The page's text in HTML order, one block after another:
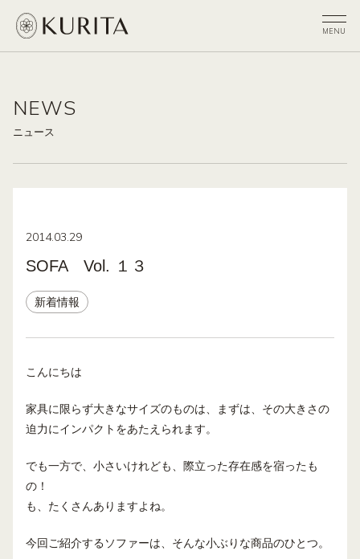
NEWS
ニュース
2014.03.29
SOFA Vol. １３
新着情報
こんにちは
家具に限らず大きなサイズのものは、まずは、その大きさの
迫力にインパクトをあたえられます。
でも一方で、小さいけれども、際立った存在感を宿ったも
の！
も、たくさんありますよね。
今回ご紹介するソファーは、そんな小ぶりな商品のひとつ。